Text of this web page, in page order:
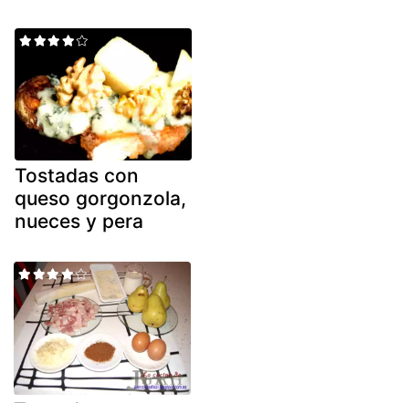
Tostadas con
queso gorgonzola,
nueces y pera